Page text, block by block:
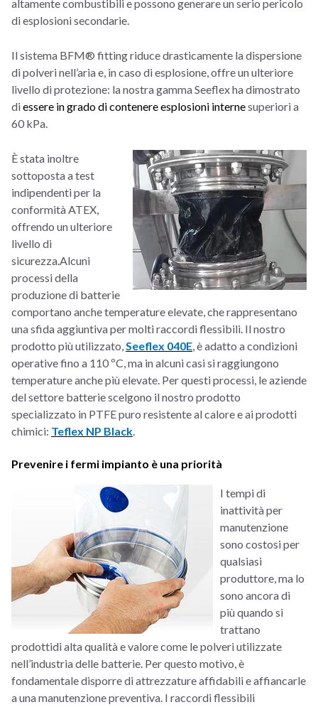
altamente combustibili e possono generare un serio pericolo
di esplosioni secondarie.
Il sistema BFM® fitting riduce drasticamente la dispersione
di polveri nell’aria e, in caso di esplosione, offre un ulteriore
livello di protezione: la nostra gamma Seeflex ha dimostrato
diessere in grado di contenere esplosioni internesuperiori a
60 kPa.
È stata inoltre
sottoposta a test
indipendenti per la
conformità ATEX,
offrendo un ulteriore
livello di
sicurezza.Alcuni
processi della
produzione di batterie
comportano anche temperature elevate, che rappresentano
una sfida aggiuntiva per molti raccordi flessibili. Il nostro
prodotto più utilizzato,Seeflex 040E, è adatto a condizioni
operative fino a 110 ºC, ma in alcuni casi si raggiungono
temperature anche più elevate. Per questi processi, le aziende
del settore batterie scelgono il nostro prodotto
specializzato in PTFE puro resistente al calore e ai prodotti
chimici: Teflex NP Black.
Prevenire i fermi impianto è una priorità
I tempi di
inattività per
manutenzione
sono costosi per
qualsiasi
produttore, ma lo
sono ancora di
più quando si
trattano
prodottidi alta qualità e valore come le polveri utilizzate
nell’industria delle batterie. Per questo motivo, è
fondamentale disporre di attrezzature affidabili e affiancarle
a una manutenzione preventiva. I raccordi flessibili